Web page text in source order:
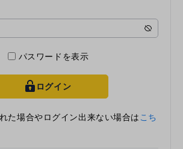
パスワードを表示
key ログイン
た場合やログイン出来ない場合は こち